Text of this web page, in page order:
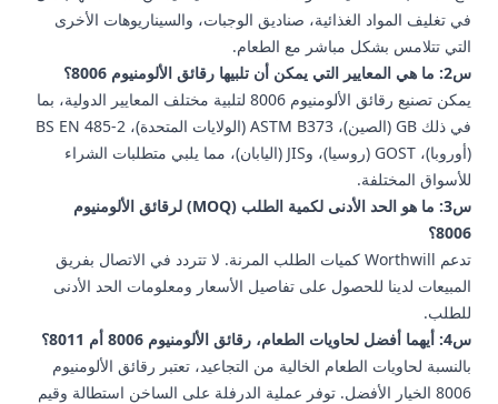
في تغليف المواد الغذائية، صناديق الوجبات، والسيناريوهات الأخرى
التي تتلامس بشكل مباشر مع الطعام.
س2: ما هي المعايير التي يمكن أن تلبيها رقائق الألومنيوم 8006؟
يمكن تصنيع رقائق الألومنيوم 8006 لتلبية مختلف المعايير الدولية، بما
في ذلك GB (الصين)، ASTM B373 (الولايات المتحدة)، BS EN 485-2
(أوروبا)، GOST (روسيا)، وJIS (اليابان)، مما يلبي متطلبات الشراء
للأسواق المختلفة.
س3: ما هو الحد الأدنى لكمية الطلب (MOQ) لرقائق الألومنيوم
8006؟
تدعم Worthwill كميات الطلب المرنة. لا تتردد في الاتصال بفريق
المبيعات لدينا للحصول على تفاصيل الأسعار ومعلومات الحد الأدنى
للطلب.
س4: أيهما أفضل لحاويات الطعام، رقائق الألومنيوم 8006 أم 8011؟
بالنسبة لحاويات الطعام الخالية من التجاعيد، تعتبر رقائق الألومنيوم
8006 الخيار الأفضل. توفر عملية الدرفلة على الساخن استطالة وقيم